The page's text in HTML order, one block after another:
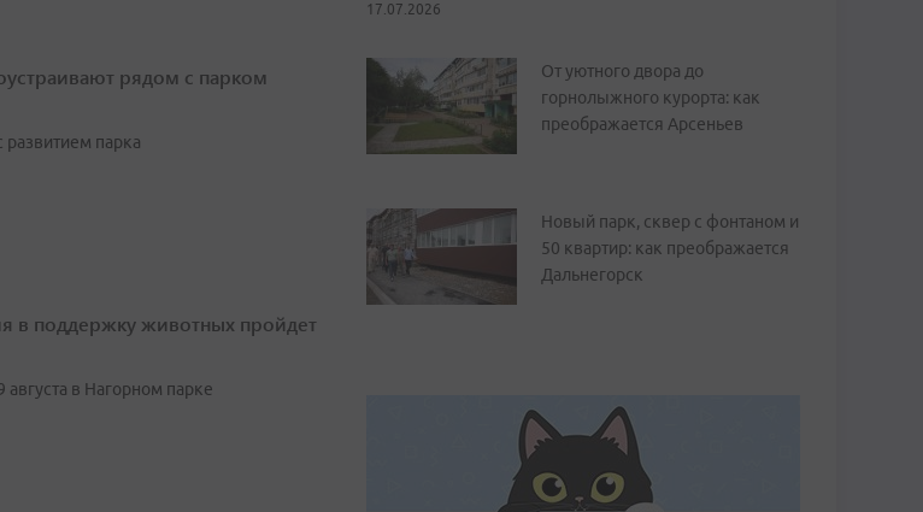
рядом с парком
парка
в поддержку животных пройдет
августа в Нагорном парке
17.07.2026
От уютного двора до
горнолыжного курорта: как
преображается Арсеньев
Новый парк, сквер с фонтаном и
50 квартир: как преображается
Дальнегорск